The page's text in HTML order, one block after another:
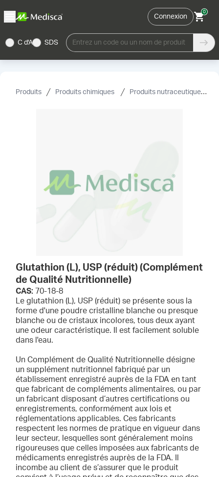
Connexion
0
C d'A SDS Entrez un code ou un nom de produit
Produits Produits chimiques Produits nutraceutiques
Glutathion (L), USP (réduit) (Complément
de Qualité Nutritionnelle)
CAS: 70-18-8
Le glutathion (L), USP (réduit) se présente sous la
forme d'une poudre cristalline blanche ou presque
blanche ou de cristaux incolores, tous deux ayant
une odeur caractéristique. Il est facilement soluble
dans l'eau.
Un Complément de Qualité Nutritionnelle désigne
un supplément nutritionnel fabriqué par un
établissement enregistré auprès de la FDA en tant
que fabricant de compléments alimentaires, ou par
un fabricant disposant d’autres certifications ou
enregistrements, conformément aux lois et
réglementations applicables. Ces fabricants
respectent les normes de pratique en vigueur dans
leur secteur, lesquelles sont généralement moins
rigoureuses que celles imposées aux fabricants de
médicaments enregistrés auprès de la FDA. Il
incombe au client de s’assurer que le produit